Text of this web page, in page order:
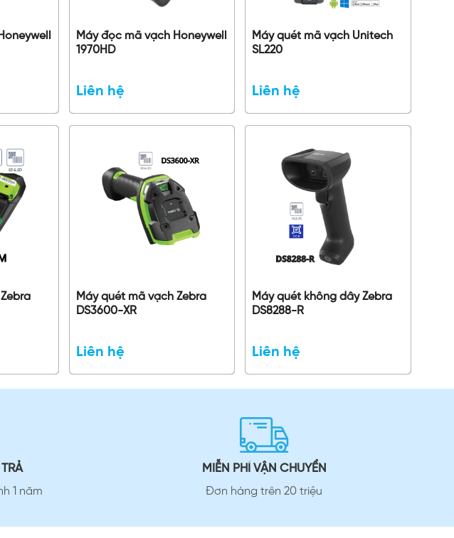
Máy đọc mã vạch Honeywell
1970HD
Liên hệ
Máy quét mã vạch Unitech
SL220
Liên hệ
Máy quét mã vạch Zebra
DS3600-XR
Liên hệ
Máy quét không dây Zebra
DS8288-R
Liên hệ
1 năm
MIỄN PHÍ VẬN CHUYỂN
Đơn hàng trên 20 triệu